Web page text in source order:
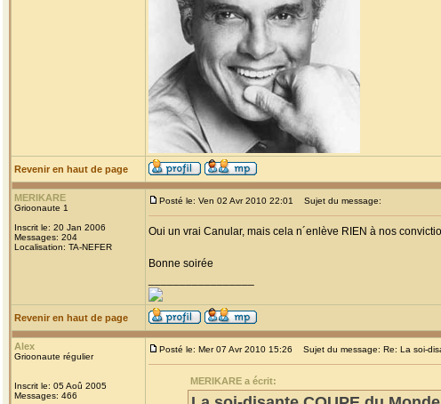
Revenir en haut de page
MERIKARE
Grioonaute 1
Inscrit le: 20 Jan 2006
Messages: 204
Localisation: TA-NEFER
Posté le: Ven 02 Avr 2010 22:01 Sujet du message:
Oui un vrai Canular, mais cela n´enlève RIEN à nos
Bonne soirée
Revenir en haut de page
Alex
Grioonaute régulier
Inscrit le: 05 Aoû 2005
Messages: 466
Posté le: Mer 07 Avr 2010 15:26 Sujet du message: Re: La soi-
MERIKARE a écrit: